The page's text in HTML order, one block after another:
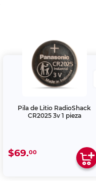
Pila de Litio RadioShack
CR2025 3v 1 pieza
$69.00